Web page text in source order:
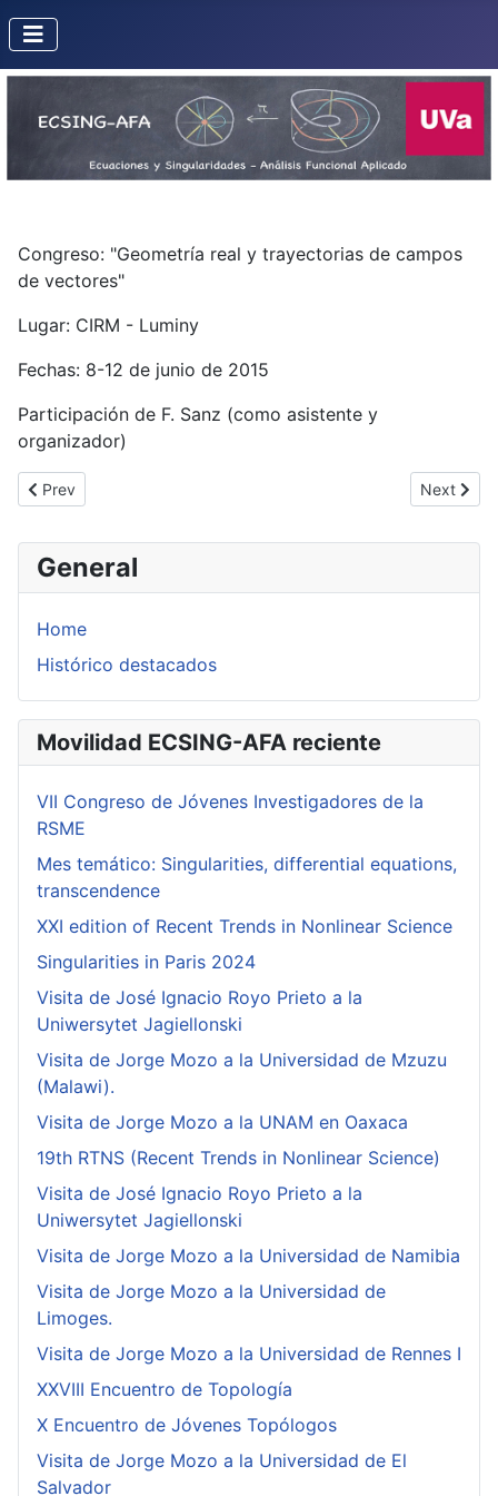
General
Home
Histórico destacados
Movilidad ECSING-AFA reciente
VII Congreso de Jóvenes Investigadores de la
RSME
Mes temático: Singularities, differential equations,
transcendence
XXI edition of Recent Trends in Nonlinear Science
Singularities in Paris 2024
Visita de José Ignacio Royo Prieto a la
Uniwersytet Jagiellonski
Visita de Jorge Mozo a la Universidad de Mzuzu
(Malawi).
Visita de Jorge Mozo a la UNAM en Oaxaca
19th RTNS (Recent Trends in Nonlinear Science)
Visita de José Ignacio Royo Prieto a la
Uniwersytet Jagiellonski
Visita de Jorge Mozo a la Universidad de Namibia
Visita de Jorge Mozo a la Universidad de
Limoges.
Visita de Jorge Mozo a la Universidad de Rennes I
XXVIII Encuentro de Topología
X Encuentro de Jóvenes Topólogos
Visita de Jorge Mozo a la Universidad de El
Salvador
Congreso: "Geometría real y trayectorias de campos
de vectores"
Lugar: CIRM - Luminy
Fechas: 8-12 de junio de 2015
Participación de F. Sanz (como asistente y
organizador)
Previous article: Conferencia de C. Alonso en el XXII Encuentro
Prev Next
Next